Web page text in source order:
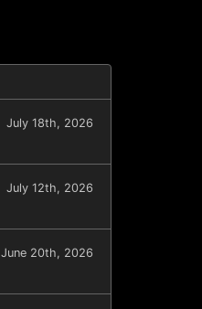
July 18th, 2026
July 12th, 2026
June 20th, 2026